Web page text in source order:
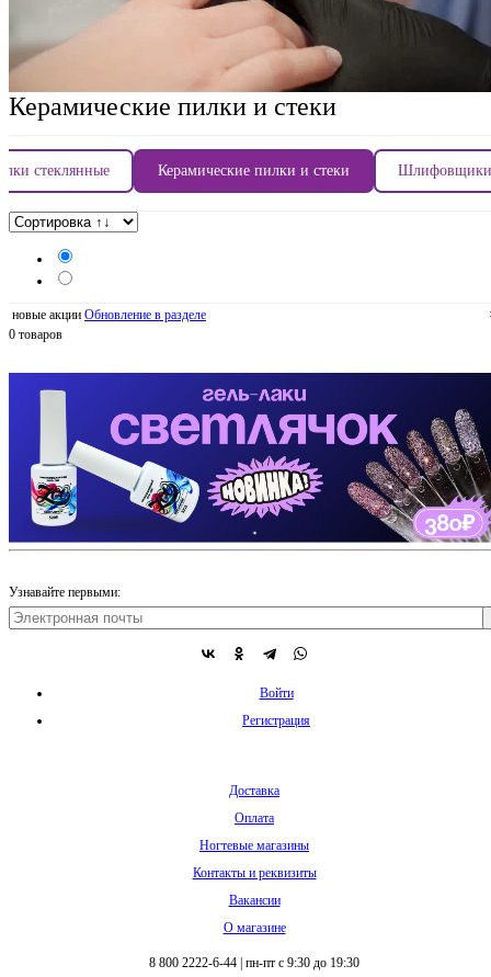
Керамические пилки и стеки
стеклянные Керамические пилки и стеки
новые акции Обновление в разделе
0 товаров
Узнавайте первыми:
Войти
Регистрация
Доставка
Оплата
Ногтевые магазины
Контакты и реквизиты
Вакансии
О магазине
8 800 2222-6-44 | пн-пт с 9:30 до 19:30